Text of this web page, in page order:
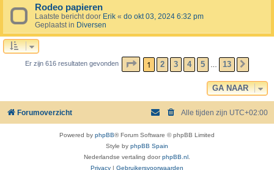
Rodeo papieren
Laatste bericht door Erik « do okt 03, 2024 6:32 pm
Geplaatst in Diversen
Er zijn 616 resultaten gevonden PAGINA VAN 13
1 2 3 4 5 13
GA NAAR
Forumoverzicht Alle tijden zijn UTC+02:00
Powered by phpBB® Forum Software © phpBB Limited
Style by phpBB Spain
Nederlandse vertaling doorphpBB.nl .
Privacy
Gebruikersvoorwaarden